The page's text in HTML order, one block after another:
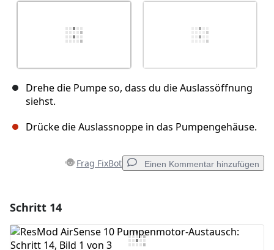
Drehe die Pumpe so, dass du die Auslassöffnung
siehst.
Drücke die Auslassnoppe in das Pumpengehäuse.
Frag FixBot Einen Kommentar hinzufügen
Kommentar hinzufügen
Schritt 14